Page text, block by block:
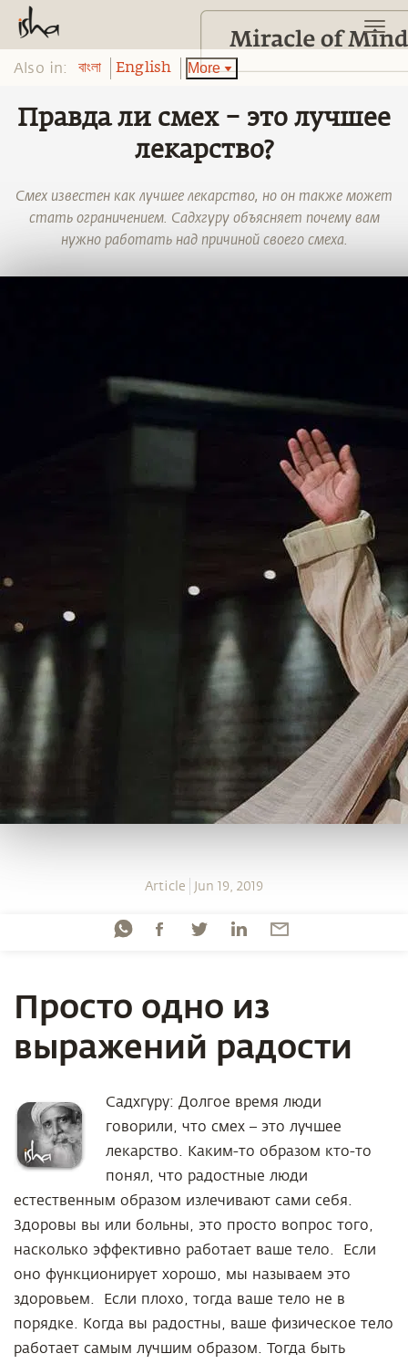
Also in: বাংলা English More
Правда ли смех – это лучшее
лекарство?
Смех известен как лучшее лекарство, но он также может
стать ограничением. Садхгуру объясняет почему вам
нужно работать над причиной своего смеха.
Article Jun 19, 2019
Просто одно из
выражений радости
Садхгуру: Долгое время люди
говорили, что смех – это лучшее
лекарство. Каким-то образом кто-то
понял, что радостные люди
естественным образом излечивают сами себя.
Здоровы вы или больны, это просто вопрос того,
насколько эффективно работает ваше тело. Если
оно функционирует хорошо, мы называем это
здоровьем. Если плохо, тогда ваше тело не в
порядке. Когда вы радостны, ваше физическое тело
работает самым лучшим образом. Тогда быть